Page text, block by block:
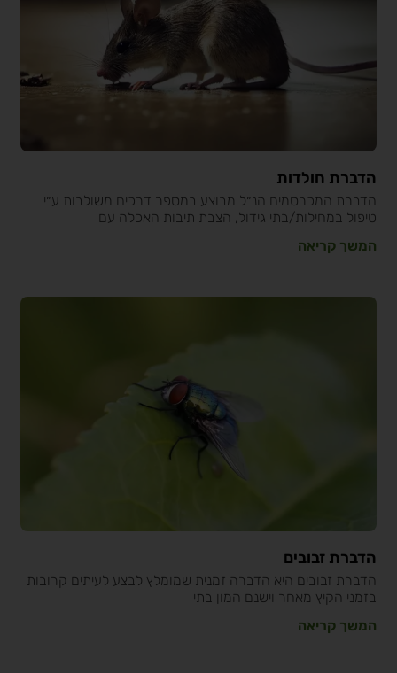
הדברת חולדות
הדברת המכרסמים הנ״ל מבוצע במספר דרכים משולבות ע״י
טיפול במחילות/בתי גידול, הצבת תיבות האכלה עם
המשך קריאה
הדברת זבובים
הדברת זבובים היא הדברה זמנית שמומלץ לבצע לעיתים קרובות
בזמני הקיץ מאחר וישנם המון בתי
המשך קריאה